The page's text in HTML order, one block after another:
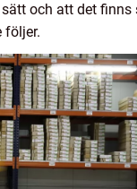
och att det
följer.